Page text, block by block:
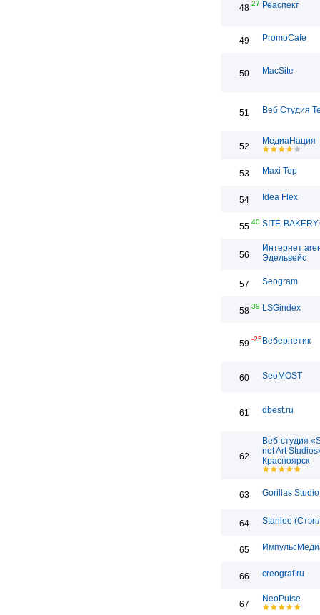
48 27 Реаспект
49 PromoCafe
50 MacSite
51 Веб Студия
52
МедиаНация
53 Maxi Top
54 Idea Flex
55 40 SITE-
56
Интернет
Эдельвейс
57 Seogram
58 39 LSGindex
59 -25Вебернетик
60 SeoMOST
61 dbest.ru
62
Веб-студия
net Art
Красноярск
63 Gorillas Studio
64 Stanlee
65
66 creograf.ru
67
NeoPulse